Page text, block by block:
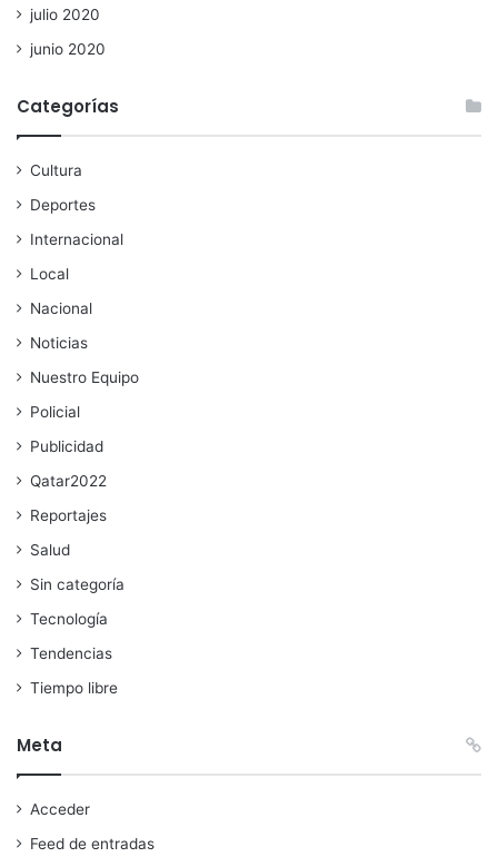
julio 2020
junio 2020
Categorías
Cultura
Deportes
Internacional
Local
Nacional
Noticias
Nuestro Equipo
Policial
Publicidad
Qatar2022
Reportajes
Salud
Sin categoría
Tecnología
Tendencias
Tiempo libre
Meta
Acceder
Feed de entradas